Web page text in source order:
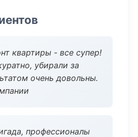
квартиры - все супер!
убирали за
очень довольны.
профессионалы